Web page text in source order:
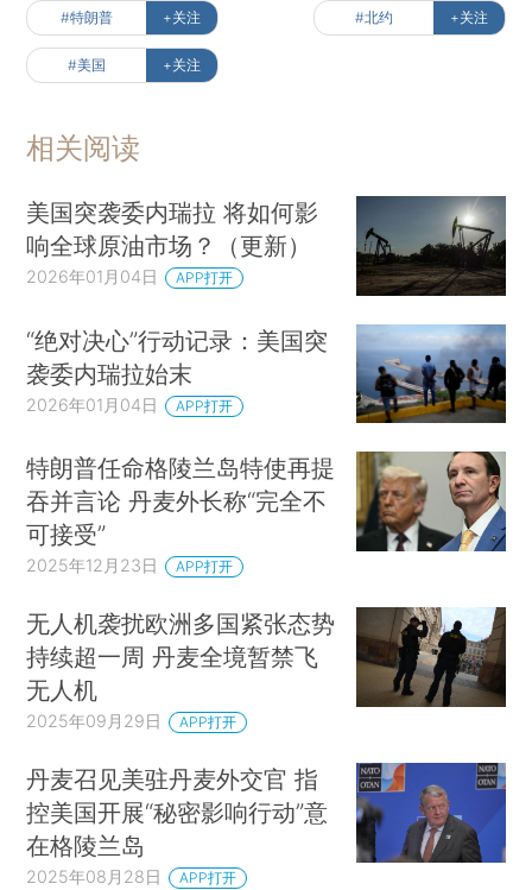
#特朗普 +关注 #北约 +关注
#美国 +关注
相关阅读
美国突袭委内瑞拉 将如何影
响全球原油市场？（更新）
2026年01月04日 APP打开
“绝对决心”行动记录：美国突
袭委内瑞拉始末
2026年01月04日 APP打开
特朗普任命格陵兰岛特使再提
吞并言论 丹麦外长称“完全不
可接受”
2025年12月23日 APP打开
无人机袭扰欧洲多国紧张态势
持续超一周 丹麦全境暂禁飞
无人机
2025年09月29日 APP打开
丹麦召见美驻丹麦外交官 指
控美国开展“秘密影响行动”意
在格陵兰岛
2025年08月28日 APP打开